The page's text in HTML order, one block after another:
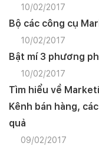
10/02/2017
Bộ các công cụ
10/02/2017
Bật mí 3 phương
10/02/2017
Tìm hiểu về
Kênh bán hàng,
quả
09/02/2017